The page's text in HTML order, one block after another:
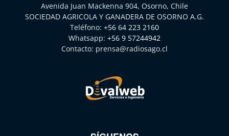
Avenida Juan Mackenna 904, Osorno, Chile
SOCIEDAD AGRICOLA Y GANADERA DE OSORNO A.G.
Teléfono: +56 64 223 2160
Whatsapp: +56 9 57244942
Contacto: prensa@radiosago.cl